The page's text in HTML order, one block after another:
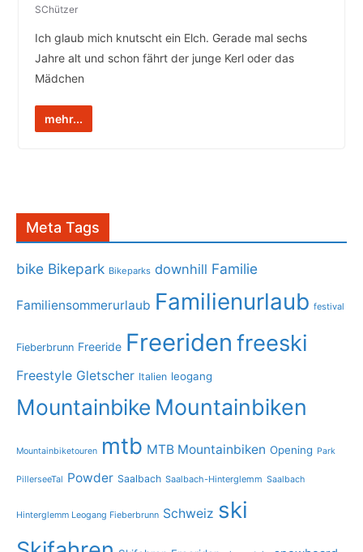
SChützer
Ich glaub mich knutscht ein Elch. Gerade mal sechs
Jahre alt und schon fährt der junge Kerl oder das
Mädchen
mehr...
Meta Tags
bike Bikepark Bikeparks downhill Familie
Familiensommerurlaub Familienurlaub festival
Fieberbrunn Freeride Freeriden freeski
Freestyle Gletscher Italien leogang
Mountainbike Mountainbiken
Mountainbiketouren mtb MTB Mountainbiken Opening Park
PillerseeTal Powder Saalbach Saalbach-Hinterglemm Saalbach
Hinterglemm Leogang Fieberbrunn Schweiz ski